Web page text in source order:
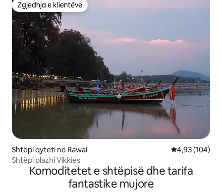
Zgjedhja e klientëve
Zgjedhja e klientëve
Shtëpi qyteti në Rawai Vlerësimi
4,93 (104)
Shtëpi plazhi Vikkies
Komoditetet e shtëpisë dhe tarifa
fantastike mujore